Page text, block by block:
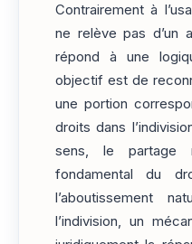
Contrairement à
ne relève pas d’un
répond à une
objectif est de
une portion
droits dans
sens, le partage
fondamental du
l’aboutissement
l’indivision, un